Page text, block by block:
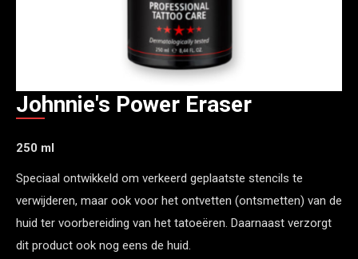
Johnnie's Power Eraser
250 ml
Speciaal ontwikkeld om verkeerd geplaatste stencils te
verwijderen, maar ook voor het ontvetten (ontsmetten) van de
huid ter voorbereiding van het tatoeëren. Daarnaast verzorgt
dit product ook nog eens de huid.